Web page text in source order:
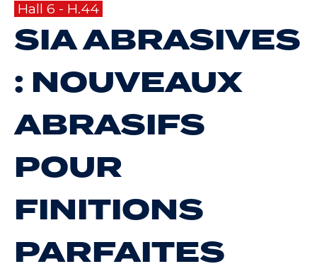
Hall 6 - H.44
SIA ABRASIVES
: NOUVEAUX
ABRASIFS
POUR
FINITIONS
PARFAITES